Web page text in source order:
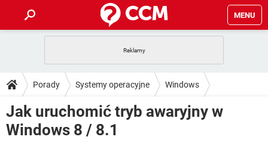
MENU
GRY WHATSAPP
SPOTIFY NETFLIX
INSTAGRAM
PORADY
PlayStation TIKTOK
GRY WHATSAPP
DO POBRANIA
ANDROID
FORUM
Porady Systemy operacyjne Windows
Windows 8
Jak uruchomić tryb awaryjny w
Windows 8 / 8.1